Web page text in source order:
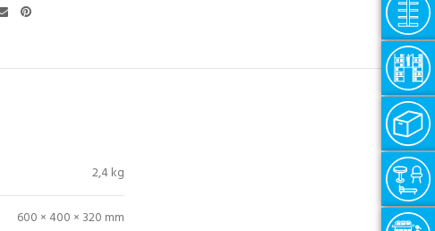
2,4 kg
600 × 400 × 320 mm